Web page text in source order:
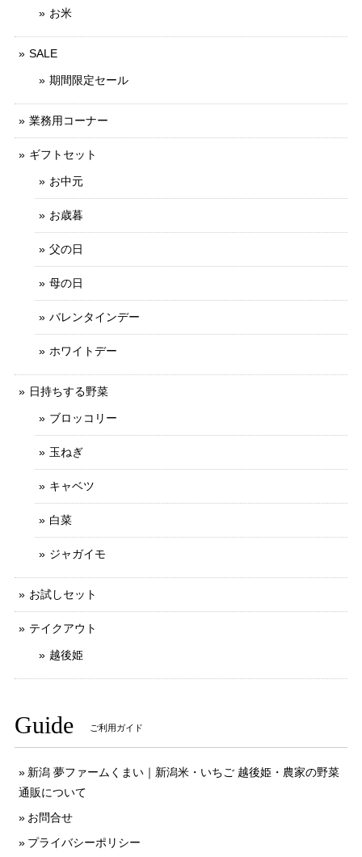
お米
SALE
期間限定セール
業務用コーナー
ギフトセット
お中元
お歳暮
父の日
母の日
バレンタインデー
ホワイトデー
日持ちする野菜
ブロッコリー
玉ねぎ
キャベツ
白菜
ジャガイモ
お試しセット
テイクアウト
越後姫
Guide ご利用ガイド
新潟 夢ファームくまい｜新潟米・いちご 越後姫・農家の野菜
通販について
お問合せ
プライバシーポリシー